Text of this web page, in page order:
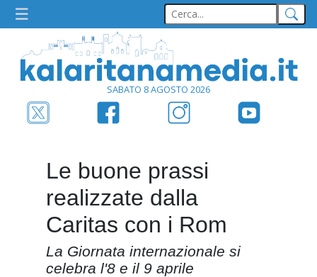
SABATO 8 AGOSTO 2026
Le buone prassi
realizzate dalla
Caritas con i Rom
La Giornata internazionale si
celebra l'8 e il 9 aprile